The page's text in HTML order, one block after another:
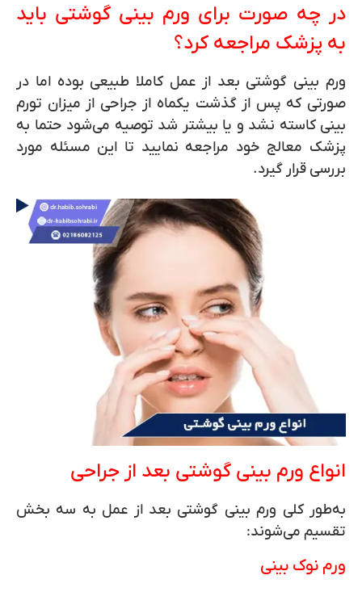
در چه صورت برای ورم بینی گوشتی باید
به پزشک مراجعه کرد؟
ورم بینی گوشتی بعد از عمل کاملا طبیعی بوده اما در
صورتی که پس از گذشت یکماه از جراحی از میزان تورم
بینی کاسته نشد و یا بیشتر شد توصیه می‌شود حتما به
پزشک معالج خود مراجعه نمایید تا این مسئله مورد
بررسی قرار گیرد.
انواع ورم بینی گوشتی بعد از جراحی
به‌طور کلی ورم‌ بینی گوشتی بعد از عمل به سه بخش
تقسیم می‌شوند:
ورم نوک بینی